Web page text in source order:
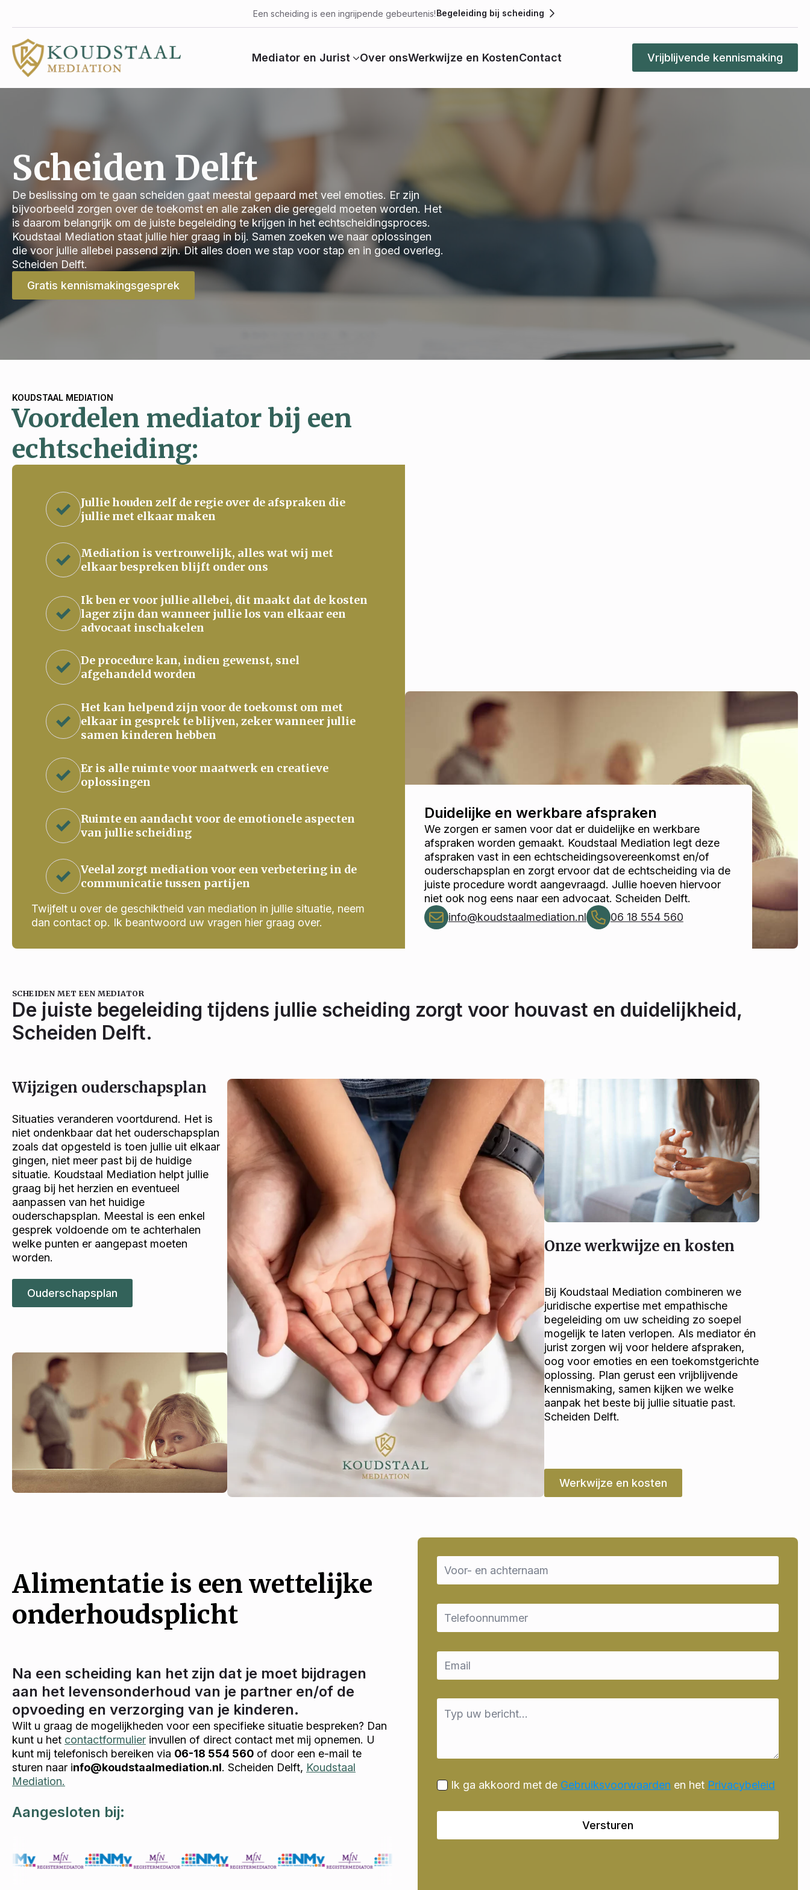
Een scheiding is een ingrijpende gebeurtenis!Begeleiding bij scheiding
Mediator en Jurist Over onsWerkwijze en KostenContact Vrijblijvende kennismaking
Scheiden Delft
De beslissing om te gaan scheiden gaat meestal gepaard met veel emoties. Er zijn
bijvoorbeeld zorgen over de toekomst en alle zaken die geregeld moeten worden. Het
is daarom belangrijk om de juiste begeleiding te krijgen in het echtscheidingsproces.
Koudstaal Mediation staat jullie hier graag in bij. Samen zoeken we naar oplossingen
die voor jullie allebei passend zijn. Dit alles doen we stap voor stap en in goed overleg.
Scheiden Delft.
Gratis kennismakingsgesprek
KOUDSTAAL MEDIATION
Voordelen mediator bij een
echtscheiding:
Jullie houden zelf de regie over de afspraken die
jullie met elkaar maken
Mediation is vertrouwelijk, alles wat wij met
elkaar bespreken blijft onder ons
Ik ben er voor jullie allebei, dit maakt dat de kosten
lager zijn dan wanneer jullie los van elkaar een
advocaat inschakelen
De procedure kan, indien gewenst, snel
afgehandeld worden
Het kan helpend zijn voor de toekomst om met
elkaar in gesprek te blijven, zeker wanneer jullie
samen kinderen hebben
Er is alle ruimte voor maatwerk en creatieve
oplossingen
Ruimte en aandacht voor de emotionele aspecten
van jullie scheiding
Veelal zorgt mediation voor een verbetering in de
communicatie tussen partijen
Twijfelt u over de geschiktheid van mediation in jullie situatie, neem
dan contact op. Ik beantwoord uw vragen hier graag over.
Duidelijke en werkbare afspraken
We zorgen er samen voor dat er duidelijke en werkbare
afspraken worden gemaakt. Koudstaal Mediation legt deze
afspraken vast in een echtscheidingsovereenkomst en/of
ouderschapsplan en zorgt ervoor dat de echtscheiding via de
juiste procedure wordt aangevraagd. Jullie hoeven hiervoor
niet ook nog eens naar een advocaat. Scheiden Delft.
info@koudstaalmediation.nl
06 18 554 560
SCHEIDEN MET EEN MEDIATOR
De juiste begeleiding tijdens jullie scheiding zorgt voor houvast en duidelijkheid,
Scheiden Delft.
Wijzigen ouderschapsplan
Situaties veranderen voortdurend. Het is
niet ondenkbaar dat het ouderschapsplan
zoals dat opgesteld is toen jullie uit elkaar
gingen, niet meer past bij de huidige
situatie. Koudstaal Mediation helpt jullie
graag bij het herzien en eventueel
aanpassen van het huidige
ouderschapsplan. Meestal is een enkel
gesprek voldoende om te achterhalen
welke punten er aangepast moeten
worden.
Ouderschapsplan
Onze werkwijze en kosten
Bij Koudstaal Mediation combineren we
juridische expertise met empathische
begeleiding om uw scheiding zo soepel
mogelijk te laten verlopen. Als mediator én
jurist zorgen wij voor heldere afspraken,
oog voor emoties en een toekomstgerichte
oplossing. Plan gerust een vrijblijvende
kennismaking, samen kijken we welke
aanpak het beste bij jullie situatie past.
Scheiden Delft.
Werkwijze en kosten
Alimentatie is een wettelijke
onderhoudsplicht
Na een scheiding kan het zijn dat je moet bijdragen
aan het levensonderhoud van je partner en/of de
opvoeding en verzorging van je kinderen.
Wilt u graag de mogelijkheden voor een specifieke situatie bespreken? Dan
kunt u het contactformulier invullen of direct contact met mij opnemen. U
kunt mij telefonisch bereiken via 06-18 554 560 of door een e-mail te
sturen naar info@koudstaalmediation.nl. Scheiden Delft, Koudstaal
Mediation.
Aangesloten bij:
Name
*
Email
Email
Message
Ik ga akkoord met de Gebruiksvoorwaarden en het Privacybeleid
Versturen